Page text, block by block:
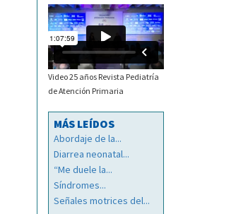
Video 25 años Revista Pediatría
de Atención Primaria
MÁS LEÍDOS
Abordaje de la...
Diarrea neonatal...
“Me duele la...
Síndromes...
Señales motrices del...